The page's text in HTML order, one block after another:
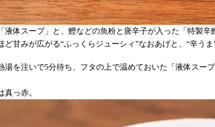
液体スープ」と、鰹などの魚粉と唐辛子が入った「特製
ど甘みが広がる“ふっくらジューシィ”なおあげと、“辛う
湯を注いで5分待ち、フタの上で温めておいた「液体スー
っ赤。